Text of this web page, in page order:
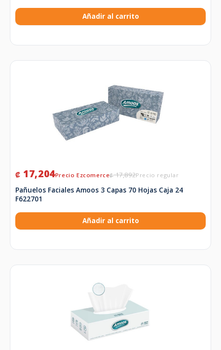
Añadir al carrito
₡17,892
₡ 17,204
Pañuelos Faciales Amoos 3 Capas 70 Hojas Caja 24
F622701
Añadir al carrito